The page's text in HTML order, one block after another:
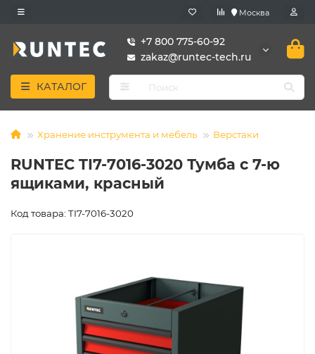
Москва
+7 800 775-60-92
zakaz@runtec-tech.ru
КАТАЛОГ
Хранение инструмента и мебель Верстаки
RUNTEC TI7-7016-3020 Тумба с 7-ю
ящиками, красный
Код товара: TI7-7016-3020